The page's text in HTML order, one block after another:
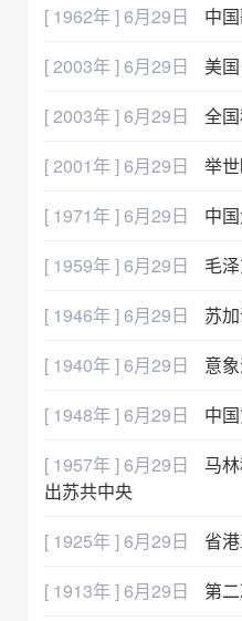
[ 1962年 ] 6月29日
中
[ 2003年 ] 6月29日
美
[ 2003年 ] 6月29日
全
[ 2001年 ] 6月29日
举
[ 1971年 ] 6月29日
中
[ 1959年 ] 6月29日
毛
[ 1946年 ] 6月29日
苏
[ 1940年 ] 6月29日
意
[ 1948年 ] 6月29日
中
[ 1957年 ] 6月29日
马
出苏共中央
[ 1925年 ] 6月29日
省
[ 1913年 ] 6月29日
第